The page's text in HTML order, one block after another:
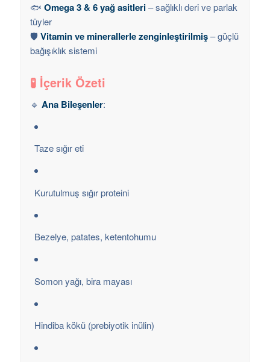
🐟 Omega 3 & 6 yağ asitleri– sağlıklı deri ve parlak
tüyler
🛡️Vitamin ve minerallerle zenginleştirilmiş– güçlü
bağışıklık sistemi
🧪 İçerik Özeti
🔹 Ana Bileşenler:
Taze sığır eti
Kurutulmuş sığır proteini
Bezelye, patates, ketentohumu
Somon yağı, bira mayası
Hindiba kökü (prebiyotik inülin)